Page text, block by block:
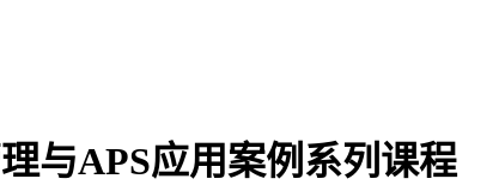
与APS应用案例系列课程